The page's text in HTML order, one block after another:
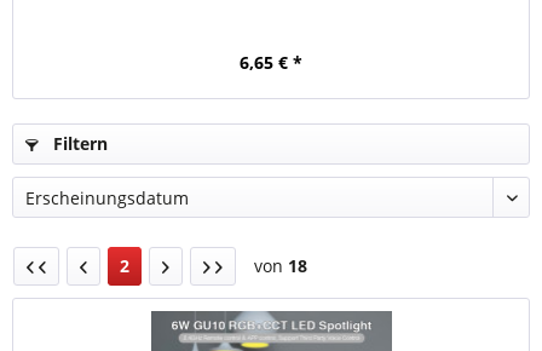
6,65 € *
Filtern
2 von 18